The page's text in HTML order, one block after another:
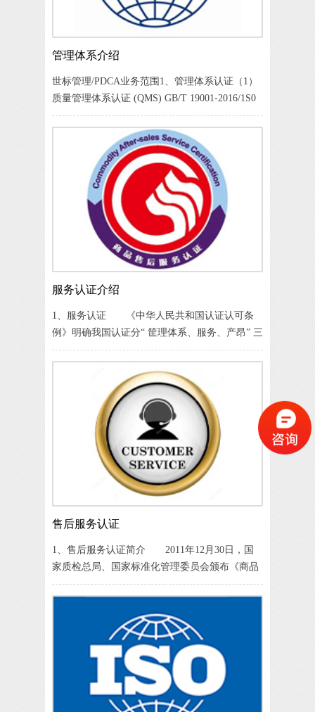
管理体系介绍
世标管理/PDCA业务范围1、管理体系认证（1）
质量管理体系认证 (QMS) GB/T 19001-2016/1S0
9001: 2015（2）环境管理体系认证 (EMS) GB/T
24001 -2016/S0 14001: 2015（3）职业健康管
服务认证介绍
1、服务认证 《中华人民共和国认证认可条
例》明确我国认证分“ 筐理体系、服务、产昂” 三
类认证。服务认证是对服务及服务提供满足规定
进服务贸易、市场准入、公平
售后服务认证
1、售后服务认证简介 2011年12月30日，国
家质检总局、国家标准化管理委员会颁布《商品
售后服务评价体系》国家标准(《中华人民共和国
国家标准公告》(2011年第23号))，售后服务认证